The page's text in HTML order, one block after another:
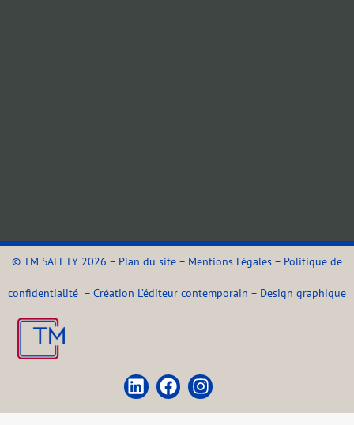
© TM SAFETY 2026 – Plan du site – Mentions Légales – Politique de
confidentialité – Création L’éditeur contemporain – Design graphique